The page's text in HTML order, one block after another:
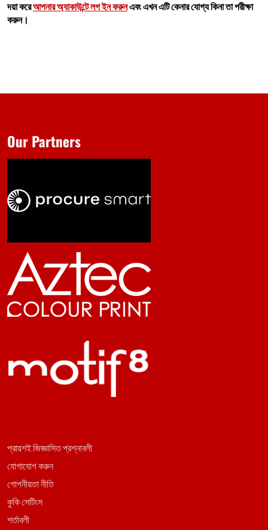
দয়া করেআপনার অ্যাকাউন্টে লগ ইন করুনএবং এখন এটি কেনার যোগ্য কিনা তা পরীক্ষা
করুন।
প্রায়শই জিজ্ঞাসিত প্রশ্নাবলী
যোগাযোগ করুন
গোপনীয়তা নীতি
কুকি সেটিংস
শর্তাবলী
Our Partners